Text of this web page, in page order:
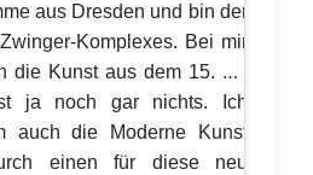
aus Dresden und bin der
Komplexes. Bei mir
die Kunst aus dem 15. bis
vertreten, sogar die
von Raphael und die
von Canaletto sind bei
ja noch gar nichts. Ich
auch die Moderne Kunst
einen für diese neu